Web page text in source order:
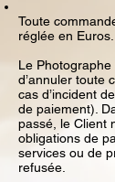
Toute
réglée en Euros.
Le
d’annuler toute
cas d’incident
de paiement).
passé, le Client
obligations de
services ou de
refusée.